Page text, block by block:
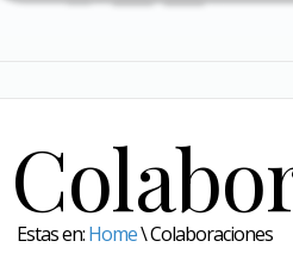
Estas en:Home\Colaboraciones